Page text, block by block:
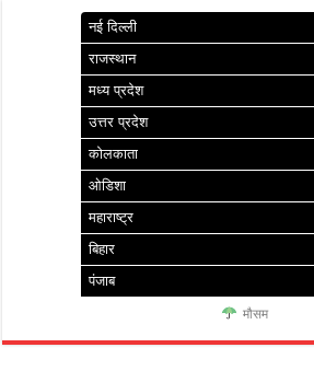
नई दिल्ली
राजस्थान
मध्य प्रदेश
उत्तर प्रदेश
कोलकाता
ओडिशा
महाराष्ट्र
बिहार
पंजाब
मौसम